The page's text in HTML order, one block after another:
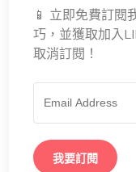
📱 立即免費訂閱
巧，並獲取加入
取消訂閱！
我要訂閱